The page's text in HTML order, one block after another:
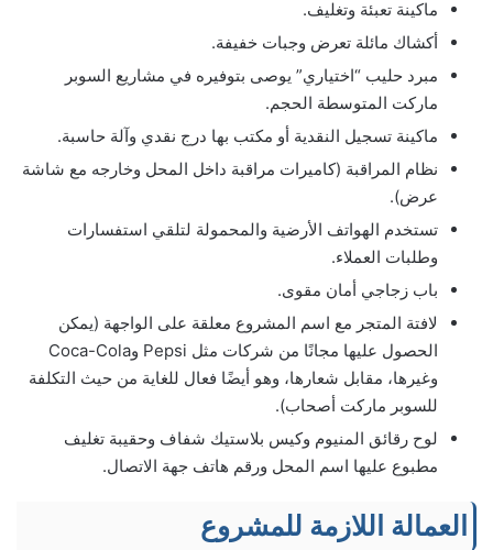
ماكينة تعبئة وتغليف.
أكشاك مائلة تعرض وجبات خفيفة.
مبرد حليب “اختياري” يوصى بتوفيره في مشاريع السوبر
ماركت المتوسطة الحجم.
ماكينة تسجيل النقدية أو مكتب بها درج نقدي وآلة حاسبة.
نظام المراقبة (كاميرات مراقبة داخل المحل وخارجه مع شاشة
عرض).
تستخدم الهواتف الأرضية والمحمولة لتلقي استفسارات
وطلبات العملاء.
باب زجاجي أمان مقوى.
لافتة المتجر مع اسم المشروع معلقة على الواجهة (يمكن
الحصول عليها مجانًا من شركات مثل Pepsi وCoca-Cola
وغيرها، مقابل شعارها، وهو أيضًا فعال للغاية من حيث التكلفة
للسوبر ماركت أصحاب).
لوح رقائق المنيوم وكيس بلاستيك شفاف وحقيبة تغليف
مطبوع عليها اسم المحل ورقم هاتف جهة الاتصال.
العمالة اللازمة للمشروع